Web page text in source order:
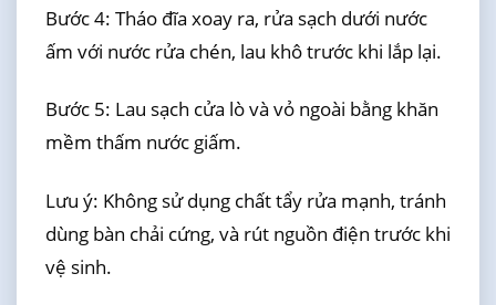
Bước 4: Tháo đĩa xoay ra, rửa sạch dưới nước
ấm với nước rửa chén, lau khô trước khi lắp lại.
Bước 5: Lau sạch cửa lò và vỏ ngoài bằng khăn
mềm thấm nước giấm.
Lưu ý: Không sử dụng chất tẩy rửa mạnh, tránh
dùng bàn chải cứng, và rút nguồn điện trước khi
vệ sinh.